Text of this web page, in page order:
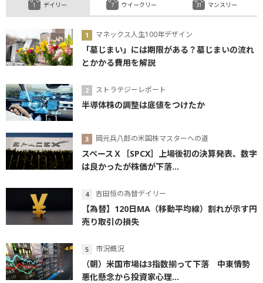
デイリー
マネックス人生100年デザイン
「墓じまい」には期限がある？墓じまいの流れ
とかかる費用を解説
ストラテジーレポート
半導体株の調整は底値をつけたか
岡元兵八郎の米国株マスターへの道
スペースＸ［SPCX］上場後初の決算発表、数字
は良かったが株価が下落...
吉田恒の為替デイリー
【為替】120日MA（移動平均線）割れが示す円
売り取引の損失
市況概況
（朝）米国市場は3指数揃って下落 中東情勢
悪化懸念から投資家心理...
ウイークリー マンスリー